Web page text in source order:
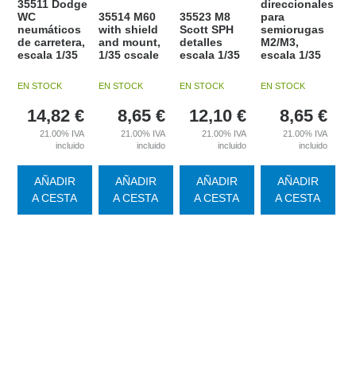
35511 Dodge
WC
neumáticos
de carretera,
escala 1/35
EN STOCK
14,82 €
21.00% IVA
incluido
AÑADIR
A CESTA
35514 M60
with shield
and mount,
1/35 cscale
EN STOCK
8,65 €
21.00% IVA
incluido
AÑADIR
A CESTA
35523 M8
Scott SPH
detalles
escala 1/35
EN STOCK
12,10 €
21.00% IVA
incluido
AÑADIR
A CESTA
direccionales
para
semiorugas
M2/M3,
escala 1/35
EN STOCK
8,65 €
21.00% IVA
incluido
AÑADIR
A CESTA